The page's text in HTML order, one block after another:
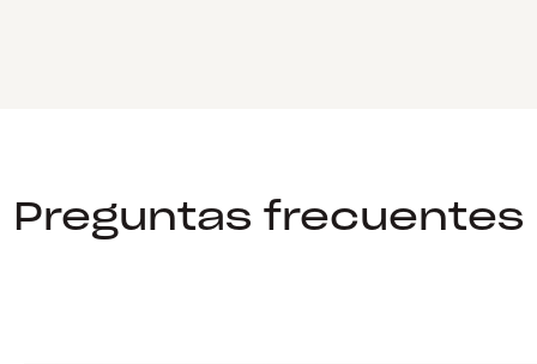
Preguntas frecuentes